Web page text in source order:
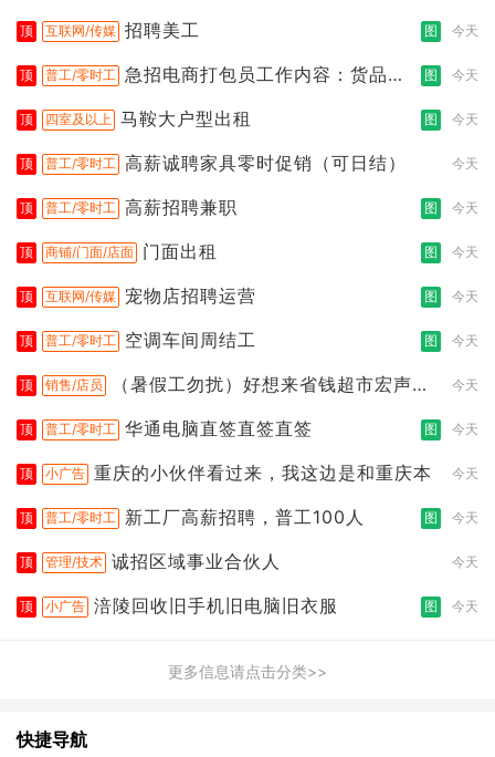
顶 互联网/传媒 招聘美工 图 今天
顶 普工/零时工 急招电商打包员工作内容：货品分
图 今天
顶 四室及以上 马鞍大户型出租 图 今天
顶 普工/零时工 高薪诚聘家具零时促销（可日结） 今天
顶 普工/零时工 高薪招聘兼职 图 今天
顶 商铺/门面/店面 门面出租 图 今天
顶 互联网/传媒 宠物店招聘运营 图 今天
顶 普工/零时工 空调车间周结工 图 今天
顶 销售/店员
（暑假工勿扰）好想来省钱超市宏声桥
今天
顶 普工/零时工 华通电脑直签直签直签 图 今天
顶 小广告 重庆的小伙伴看过来，我这边是和重庆本 今天
顶 普工/零时工 新工厂高薪招聘，普工100人 图 今天
顶 管理/技术 诚招区域事业合伙人 今天
顶 小广告 涪陵回收旧手机旧电脑旧衣服 图 今天
更多信息请点击分类>>
快捷导航